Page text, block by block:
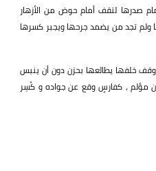
صدرها لتقف أمام حوض من الأزهار
ولم تجد من يضمد جرحها ويجبر كسرها
وقف خلفها يطالعها بحزن دون أن ينبس
مؤلم ، كفارسٍ وقع عن جواده و كُسِر